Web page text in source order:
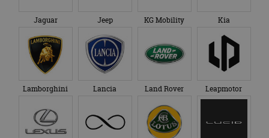
Jaguar Jeep KG Mobility Kia
Lamborghini Lancia Land Rover Leapmotor